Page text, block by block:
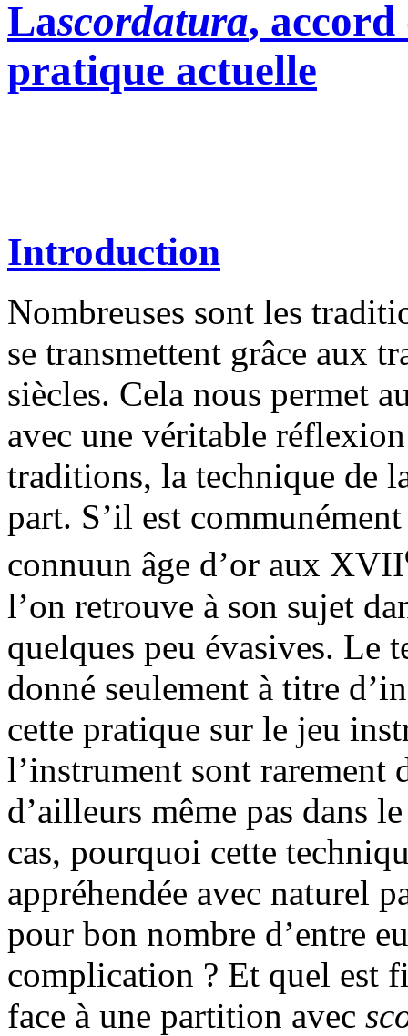
Lascordatura, accord
pratique actuelle
Introduction
Nombreuses sont les
se transmettent grâce aux
siècles. Cela nous permet
avec une véritable
traditions, la technique de
part. S’il est
connuun âge d’or aux XVII
l’on retrouve à son sujet
quelques peu évasives. Le
donné seulement à titre
cette pratique sur le jeu
l’instrument sont rarement
d’ailleurs même pas dans
cas, pourquoi cette
appréhendée avec naturel
pour bon nombre d’entre
complication ? Et quel est
face à une partition avec